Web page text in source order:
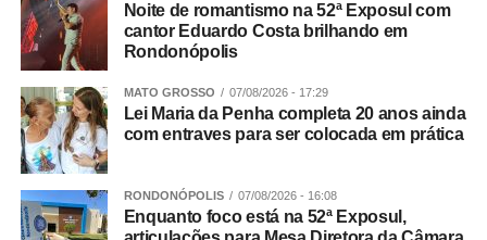
Noite de romantismo na 52ª Exposul com
cantor Eduardo Costa brilhando em
Rondonópolis
MATO GROSSO 07/08/2026 - 17:29
Lei Maria da Penha completa 20 anos ainda
com entraves para ser colocada em prática
RONDONÓPOLIS 07/08/2026 - 16:08
Enquanto foco está na 52ª Exposul,